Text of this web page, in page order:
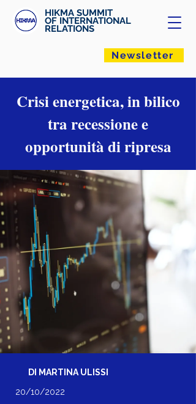
HIKMA SUMMIT
OF INTERNATIONAL
RELATIONS
Newsletter
Crisi energetica, in bilico
tra recessione e
opportunità di ripresa
DI MARTINA ULISSI
20/10/2022